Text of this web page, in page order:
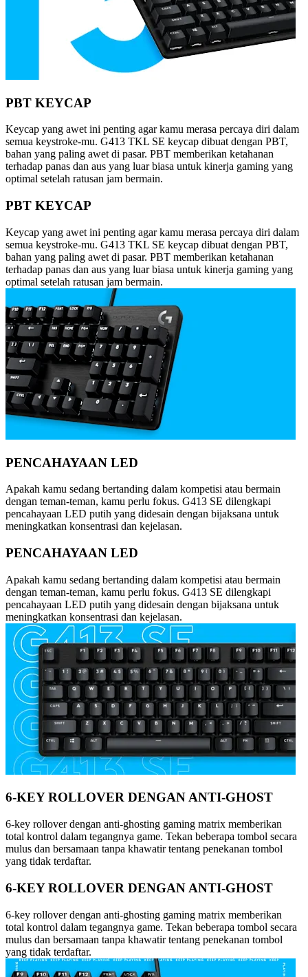
PBT KEYCAP
Keycap yang awet ini penting agar kamu merasa percaya diri dalam
semua keystroke-mu. G413 TKL SE keycap dibuat dengan PBT,
bahan yang paling awet di pasar. PBT memberikan ketahanan
terhadap panas dan aus yang luar biasa untuk kinerja gaming yang
optimal setelah ratusan jam bermain.
PBT KEYCAP
Keycap yang awet ini penting agar kamu merasa percaya diri dalam
semua keystroke-mu. G413 TKL SE keycap dibuat dengan PBT,
bahan yang paling awet di pasar. PBT memberikan ketahanan
terhadap panas dan aus yang luar biasa untuk kinerja gaming yang
optimal setelah ratusan jam bermain.
PENCAHAYAAN LED
Apakah kamu sedang bertanding dalam kompetisi atau bermain
dengan teman-teman, kamu perlu fokus. G413 SE dilengkapi
pencahayaan LED putih yang didesain dengan bijaksana untuk
meningkatkan konsentrasi dan kejelasan.
PENCAHAYAAN LED
Apakah kamu sedang bertanding dalam kompetisi atau bermain
dengan teman-teman, kamu perlu fokus. G413 SE dilengkapi
pencahayaan LED putih yang didesain dengan bijaksana untuk
meningkatkan konsentrasi dan kejelasan.
6-KEY ROLLOVER DENGAN ANTI-GHOST
6-key rollover dengan anti-ghosting gaming matrix memberikan
total kontrol dalam tegangnya game. Tekan beberapa tombol secara
mulus dan bersamaan tanpa khawatir tentang penekanan tombol
yang tidak terdaftar.
6-KEY ROLLOVER DENGAN ANTI-GHOST
6-key rollover dengan anti-ghosting gaming matrix memberikan
total kontrol dalam tegangnya game. Tekan beberapa tombol secara
mulus dan bersamaan tanpa khawatir tentang penekanan tombol
yang tidak terdaftar.